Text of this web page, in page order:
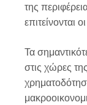
της
επιτείνονται
Τα
στις χώρες